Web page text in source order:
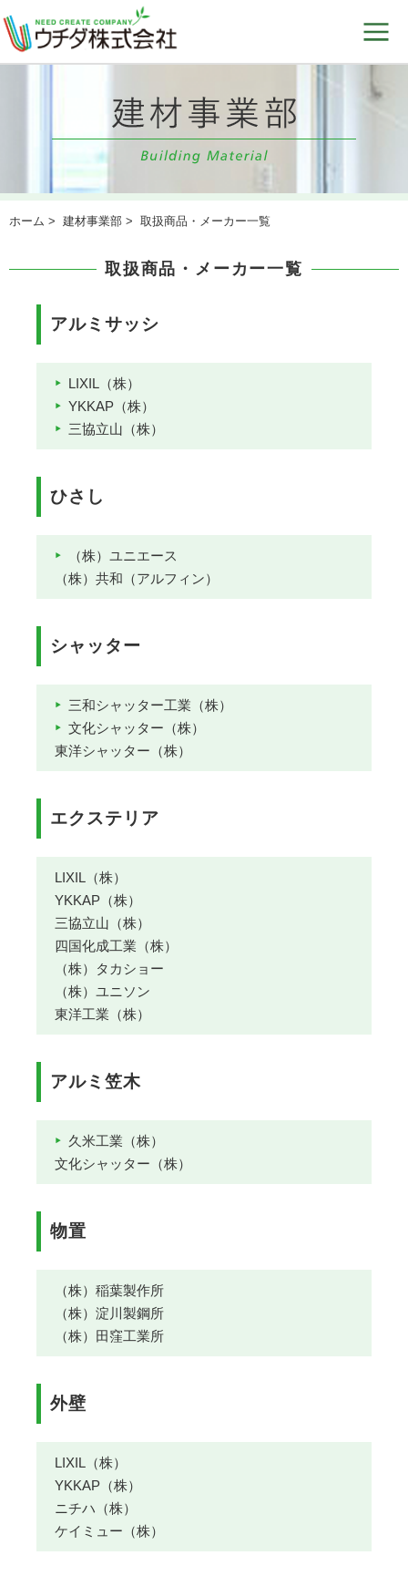
ホーム > 建材事業部 > 取扱商品・メーカー一覧
取扱商品・メーカー一覧
アルミサッシ
LIXIL（株）
YKKAP（株）
三協立山（株）
ひさし
（株）ユニエース
（株）共和（アルフィン）
シャッター
三和シャッター工業（株）
文化シャッター（株）
東洋シャッター（株）
エクステリア
LIXIL（株）
YKKAP（株）
三協立山（株）
四国化成工業（株）
（株）タカショー
（株）ユニソン
東洋工業（株）
アルミ笠木
久米工業（株）
文化シャッター（株）
物置
（株）稲葉製作所
（株）淀川製鋼所
（株）田窪工業所
外壁
LIXIL（株）
YKKAP（株）
ニチハ（株）
ケイミュー（株）